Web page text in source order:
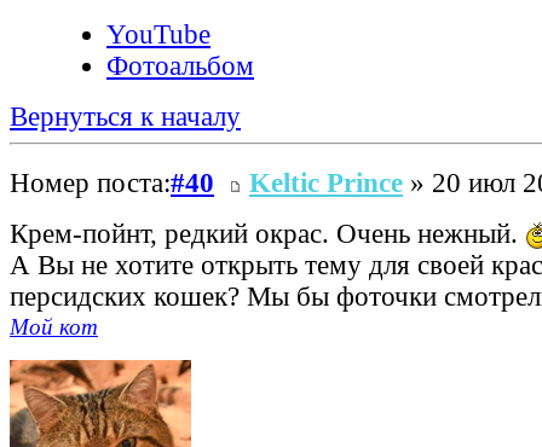
YouTube
Фотоальбом
Вернуться к началу
Номер поста:#40 Keltic Prince » 20 июл
Крем-пойнт, редкий окрас. Очень нежный.
А Вы не хотите открыть тему для своей
персидских кошек? Мы бы фоточки
Мой кот